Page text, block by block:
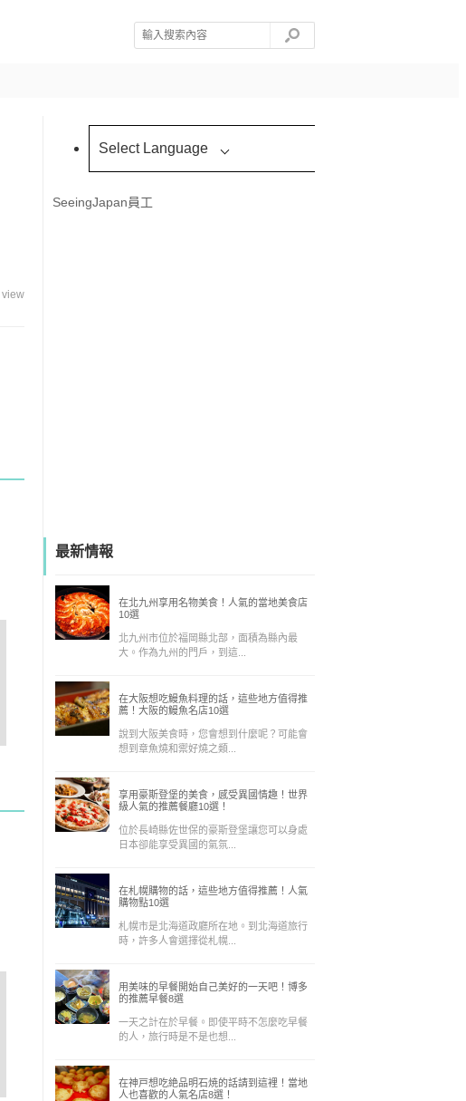
view
Select Language
SeeingJapan員工
最新情報
在北九州享用名物美食！人氣的當地美食店
10選
北九州市位於福岡縣北部，面積為縣內最
大。作為九州的門戶，到這...
在大阪想吃鰻魚料理的話，這些地方值得推
薦！大阪的鰻魚名店10選
說到大阪美食時，您會想到什麼呢？可能會
想到章魚燒和禦好燒之類...
享用豪斯登堡的美食，感受異國情趣！世界
級人氣的推薦餐廳10選！
位於長崎縣佐世保的豪斯登堡讓您可以身處
日本卻能享受異國的氣氛...
在札幌購物的話，這些地方值得推薦！人氣
購物點10選
札幌市是北海道政廳所在地。到北海道旅行
時，許多人會選擇從札幌...
用美味的早餐開始自己美好的一天吧！博多
的推薦早餐8選
一天之計在於早餐。即使平時不怎麼吃早餐
的人，旅行時是不是也想...
在神戸想吃絶品明石焼的話請到這裡！當地
人也喜歡的人氣名店8選！